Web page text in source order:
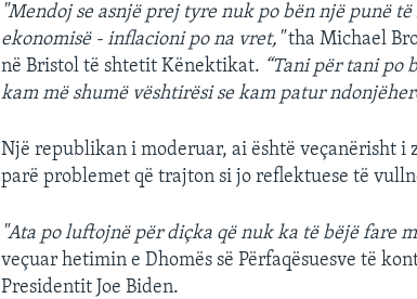
"Mendoj se asnjë prej tyre nuk po bën një punë
ekonomisë - inflacioni po na vret,"tha Michael
në Bristol të shtetit Kënektikat. “Tani për tani po
kam më shumë vështirësi se kam patur
Një republikan i moderuar, ai është veçanërisht i
parë problemet që trajton si jo reflektuese të
"Ata po luftojnë për diçka që nuk ka të bëjë fare
veçuar hetimin e Dhomës së Përfaqësuesve të
Presidentit Joe Biden.